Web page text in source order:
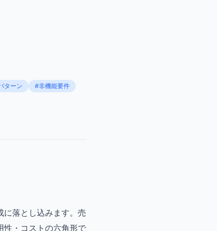
ターン #非機能要件
に落とし込みます。売
性・コストの六角形で